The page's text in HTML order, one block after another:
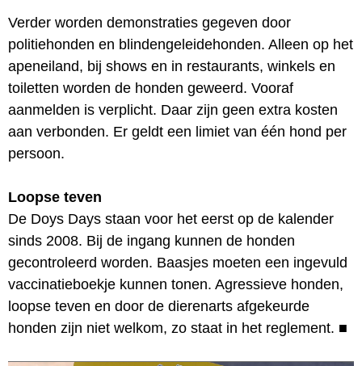
Verder worden demonstraties gegeven door
politiehonden en blindengeleidehonden. Alleen op het
apeneiland, bij shows en in restaurants, winkels en
toiletten worden de honden geweerd. Vooraf
aanmelden is verplicht. Daar zijn geen extra kosten
aan verbonden. Er geldt een limiet van één hond per
persoon.
Loopse teven
De Doys Days staan voor het eerst op de kalender
sinds 2008. Bij de ingang kunnen de honden
gecontroleerd worden. Baasjes moeten een ingevuld
vaccinatieboekje kunnen tonen. Agressieve honden,
loopse teven en door de dierenarts afgekeurde
honden zijn niet welkom, zo staat in het reglement. ■